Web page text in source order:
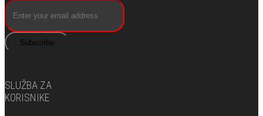
Subscribe
SLUŽBA ZA
KORISNIKE